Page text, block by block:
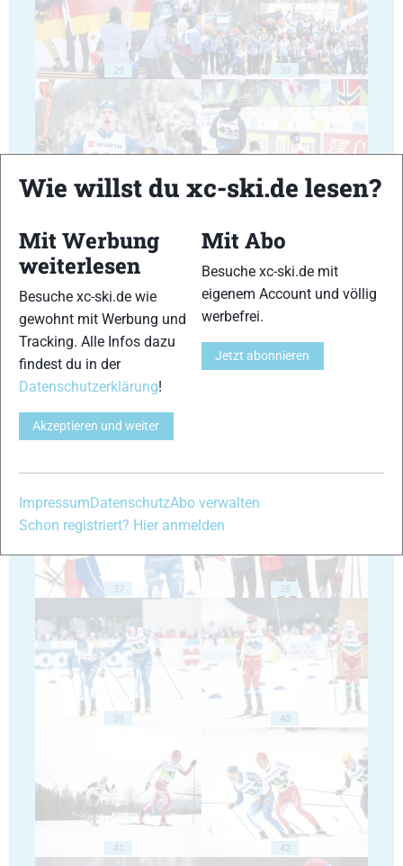
29 30
31 32
37 38
39 40
41 42
Wie willst du xc-ski.de lesen?
Mit Werbung
weiterlesen
Besuche xc-ski.de wie
gewohnt mit Werbung und
Tracking. Alle Infos dazu
findest du in der
Datenschutzerklärung!
Akzeptieren und weiter
Mit Abo
Besuche xc-ski.de mit
eigenem Account und völlig
werbefrei.
Jetzt abonnieren
ImpressumDatenschutzAbo verwalten
Schon registriert? Hier anmelden